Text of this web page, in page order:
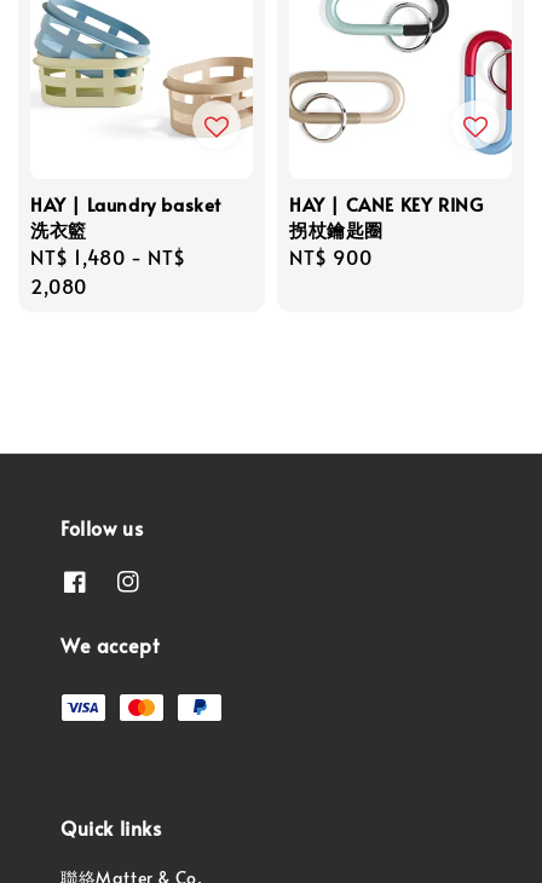
HAY | Laundry basket
洗衣籃
Regular
price
NT$ 1,480 - NT$
2,080
HAY | CANE KEY RING
拐杖鑰匙圈
Regular
NT$ 900
Follow us
We accept
Quick links
聯絡Matter & Co.